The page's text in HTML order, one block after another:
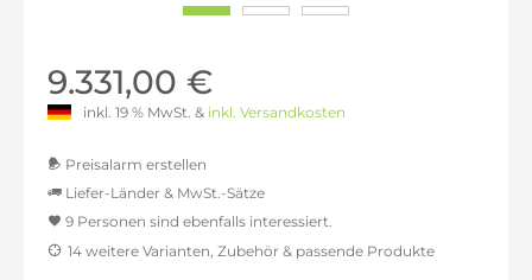
9.331,00 €
inkl. 19 % MwSt. & inkl. Versandkosten
Preisalarm erstellen
Liefer-Länder & MwSt.-Sätze
inkl. 16% MwSt.: 9.095,76 €
9 Personen sind ebenfalls interessiert.
14 weitere Varianten, Zubehör & passende Produkte